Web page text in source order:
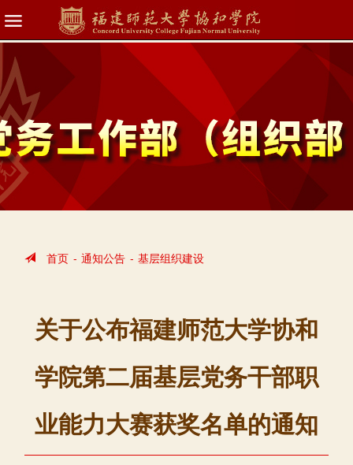
首页 - 通知公告 - 基层组织建设
关于公布福建师范大学协和
学院第二届基层党务干部职
业能力大赛获奖名单的通知